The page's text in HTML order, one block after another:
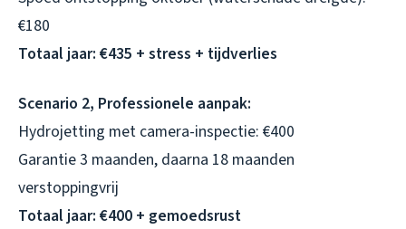
€180
Totaal jaar: €435 + stress + tijdverlies
Scenario 2, Professionele aanpak:
Hydrojetting met camera-inspectie: €400
Garantie 3 maanden, daarna 18 maanden
verstoppingvrij
Totaal jaar: €400 + gemoedsrust